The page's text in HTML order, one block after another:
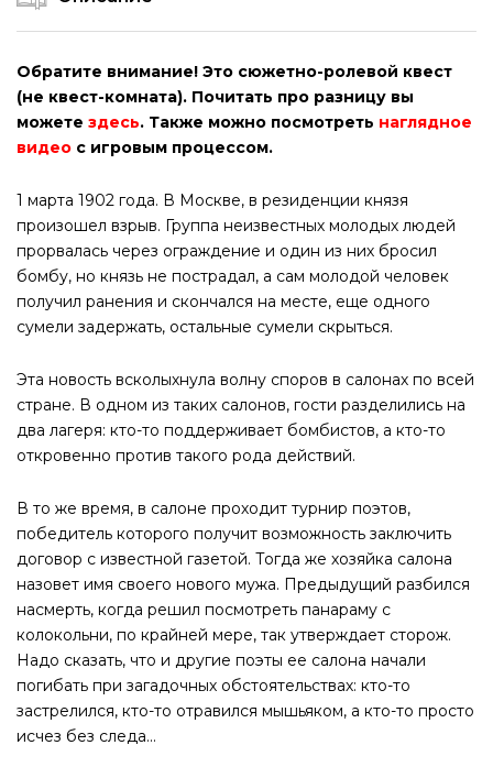
Обратите внимание! Это сюжетно-ролевой квест
(не квест-комната). Почитать про разницу вы
можете здесь. Также можно посмотреть наглядное
видео с игровым процессом.
1 марта 1902 года. В Москве, в резиденции князя
произошел взрыв. Группа неизвестных молодых людей
прорвалась через ограждение и один из них бросил
бомбу, но князь не пострадал, а сам молодой человек
получил ранения и скончался на месте, еще одного
сумели задержать, остальные сумели скрыться.
Эта новость всколыхнула волну споров в салонах по всей
стране. В одном из таких салонов, гости разделились на
два лагеря: кто-то поддерживает бомбистов, а кто-то
откровенно против такого рода действий.
В то же время, в салоне проходит турнир поэтов,
победитель которого получит возможность заключить
договор с известной газетой. Тогда же хозяйка салона
назовет имя своего нового мужа. Предыдущий разбился
насмерть, когда решил посмотреть панараму с
колокольни, по крайней мере, так утверждает сторож.
Надо сказать, что и другие поэты ее салона начали
погибать при загадочных обстоятельствах: кто-то
застрелился, кто-то отравился мышьяком, а кто-то просто
исчез без следа...